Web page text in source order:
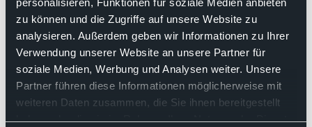
zu können und die Zugriffe auf unsere Website zu
analysieren. Außerdem geben wir Informationen zu Ihrer
Verwendung unserer Website an unsere Partner für
soziale Medien, Werbung und Analysen weiter. Unsere
Partner führen diese Informationen möglicherweise mit
weiteren Daten zusammen, die Sie ihnen bereitgestellt
haben oder die sie im Rahmen Ihrer Nutzung der Dienste
pathologischen Diagnostik in
Deutschland – therapiesteuernd und
kostendämpfend
Approbationsordnung
Beauftragung
EBM